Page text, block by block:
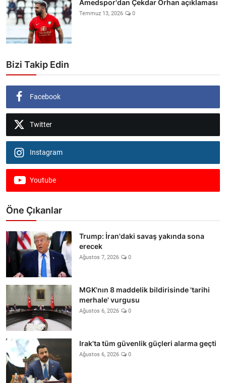
Amedspor'dan Çekdar Orhan açıklaması
Temmuz 13, 2026 0
Bizi Takip Edin
Facebook
Twitter
Instagram
Youtube
Öne Çıkanlar
Trump: İran'daki savaş yakında sona
erecek
Ağustos 7, 2026 0
MGK'nın 8 maddelik bildirisinde 'tarihi
merhale' vurgusu
Ağustos 6, 2026 0
Irak'ta tüm güvenlik güçleri alarma geçti
Ağustos 6, 2026 0